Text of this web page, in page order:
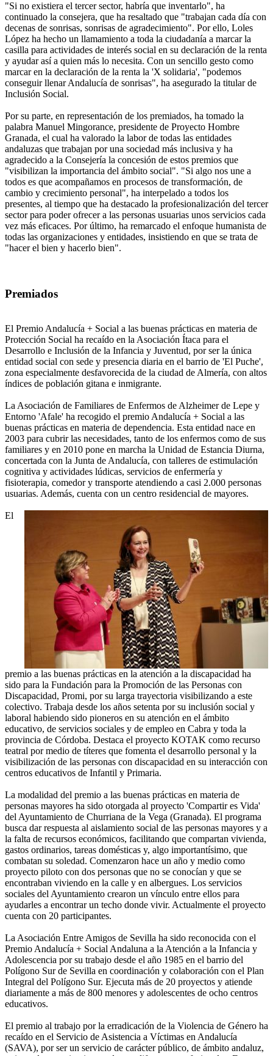
"Si no existiera el tercer sector, habría que inventarlo", ha
continuado la consejera, que ha resaltado que "trabajan cada día con
decenas de sonrisas, sonrisas de agradecimiento". Por ello, Loles
López ha hecho un llamamiento a toda la ciudadanía a marcar la
casilla para actividades de interés social en su declaración de la renta
y ayudar así a quien más lo necesita. Con un sencillo gesto como
marcar en la declaración de la renta la 'X solidaria', "podemos
conseguir llenar Andalucía de sonrisas", ha asegurado la titular de
Inclusión Social.
Por su parte, en representación de los premiados, ha tomado la
palabra Manuel Mingorance, presidente de Proyecto Hombre
Granada, el cual ha valorado la labor de todas las entidades
andaluzas que trabajan por una sociedad más inclusiva y ha
agradecido a la Consejería la concesión de estos premios que
"visibilizan la importancia del ámbito social". "Si algo nos une a
todos es que acompañamos en procesos de transformación, de
cambio y crecimiento personal", ha interpelado a todos los
presentes, al tiempo que ha destacado la profesionalización del tercer
sector para poder ofrecer a las personas usuarias unos servicios cada
vez más eficaces. Por último, ha remarcado el enfoque humanista de
todas las organizaciones y entidades, insistiendo en que se trata de
"hacer el bien y hacerlo bien".
Premiados
El Premio Andalucía + Social a las buenas prácticas en materia de
Protección Social ha recaído en la Asociación Ítaca para el
Desarrollo e Inclusión de la Infancia y Juventud, por ser la única
entidad social con sede y presencia diaria en el barrio de 'El Puche',
zona especialmente desfavorecida de la ciudad de Almería, con altos
índices de población gitana e inmigrante.
La Asociación de Familiares de Enfermos de Alzheimer de Lepe y
Entorno 'Afale' ha recogido el premio Andalucía + Social a las
buenas prácticas en materia de dependencia. Esta entidad nace en
2003 para cubrir las necesidades, tanto de los enfermos como de sus
familiares y en 2010 pone en marcha la Unidad de Estancia Diurna,
concertada con la Junta de Andalucía, con talleres de estimulación
cognitiva y actividades lúdicas, servicios de enfermería y
fisioterapia, comedor y transporte atendiendo a casi 2.000 personas
usuarias. Además, cuenta con un centro residencial de mayores.
El
premio a las buenas prácticas en la atención a la discapacidad ha
sido para la Fundación para la Promoción de las Personas con
Discapacidad, Promi, por su larga trayectoria visibilizando a este
colectivo. Trabaja desde los años setenta por su inclusión social y
laboral habiendo sido pioneros en su atención en el ámbito
educativo, de servicios sociales y de empleo en Cabra y toda la
provincia de Córdoba. Destaca el proyecto KOTAK como recurso
teatral por medio de títeres que fomenta el desarrollo personal y la
visibilización de las personas con discapacidad en su interacción con
centros educativos de Infantil y Primaria.
La modalidad del premio a las buenas prácticas en materia de
personas mayores ha sido otorgada al proyecto 'Compartir es Vida'
del Ayuntamiento de Churriana de la Vega (Granada). El programa
busca dar respuesta al aislamiento social de las personas mayores y a
la falta de recursos económicos, facilitando que compartan vivienda,
gastos ordinarios, tareas domésticas y, algo importantísimo, que
combatan su soledad. Comenzaron hace un año y medio como
proyecto piloto con dos personas que no se conocían y que se
encontraban viviendo en la calle y en albergues. Los servicios
sociales del Ayuntamiento crearon un vínculo entre ellos para
ayudarles a encontrar un techo donde vivir. Actualmente el proyecto
cuenta con 20 participantes.
La Asociación Entre Amigos de Sevilla ha sido reconocida con el
Premio Andalucía + Social Andaluna a la Atención a la Infancia y
Adolescencia por su trabajo desde el año 1985 en el barrio del
Polígono Sur de Sevilla en coordinación y colaboración con el Plan
Integral del Polígono Sur. Ejecuta más de 20 proyectos y atiende
diariamente a más de 800 menores y adolescentes de ocho centros
educativos.
El premio al trabajo por la erradicación de la Violencia de Género ha
recaído en el Servicio de Asistencia a Víctimas en Andalucía
(SAVA), por ser un servicio de carácter público, de ámbito andaluz,